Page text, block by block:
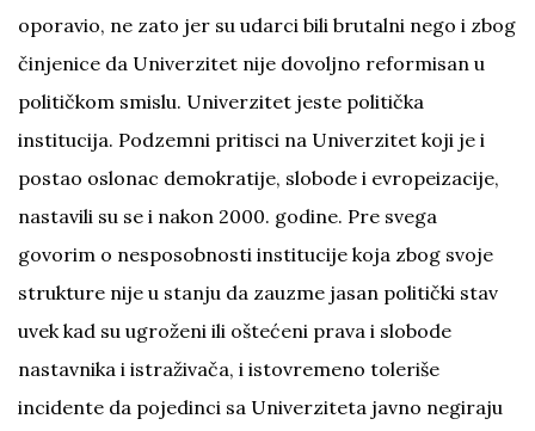
oporavio, ne zato jer su udarci bili brutalni nego i zbog
činjenice da Univerzitet nije dovoljno reformisan u
političkom smislu. Univerzitet jeste politička
institucija. Podzemni pritisci na Univerzitet koji je i
postao oslonac demokratije, slobode i evropeizacije,
nastavili su se i nakon 2000. godine. Pre svega
govorim o nesposobnosti institucije koja zbog svoje
strukture nije u stanju da zauzme jasan politički stav
uvek kad su ugroženi ili oštećeni prava i slobode
nastavnika i istraživača, i istovremeno toleriše
incidente da pojedinci sa Univerziteta javno negiraju